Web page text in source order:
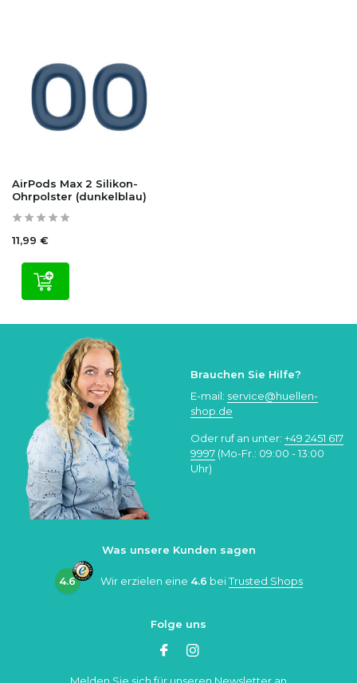
AirPods Max 2 Silikon-
Ohrpolster (dunkelblau)
11,99 €
Brauchen Sie Hilfe?
E-mail: service@huellen-
shop.de
Oder ruf an unter: +49 2451 617
9997 (Mo-Fr.: 09:00 - 13:00
Uhr)
Was unsere Kunden sagen
4.6 Wir erzielen eine 4.6 beiTrusted Shops
Folge uns